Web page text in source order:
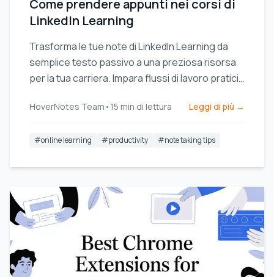
Come prendere appunti nei corsi di
LinkedIn Learning
Trasforma le tue note di LinkedIn Learning da
semplice testo passivo a una preziosa risorsa
per la tua carriera. Impara flussi di lavoro pratici
le tue conoscenze.
HoverNotes Team • 15 min di lettura Leggi di più →
#online learning #productivity #note taking tips